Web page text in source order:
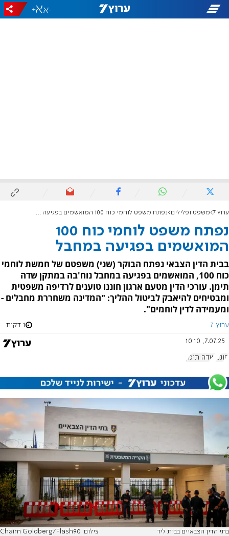
-
+
ערוץ 7 משפט ופלילים נפתח משפט לוחמי כוח 100 המואשמים בפגיעה במחבל
נפתח משפט לוחמי כוח 100
המואשמים בפגיעה במחבל
בבית הדין הצבאי נפתח הבוקר (שני) משפטם של חמשת לוחמי
כוח 100, המואשמים בפגיעה במחבל נוח'בה במתקן שדה
תימן. עורכי הדין מטעם ארגון חוננו טוענים לרדיפה משפטית
ומבטיחים להיאבק לביטול ההליך: "המדינה משחררת מחבלים -
ומעמידה לדין לוחמים".
ערוץ 7 1 דקות
7.07.25, 10:10
חוננו שדה תימן
בתי הדין הצבאיים בבית ליד צילום: Chaim Goldberg/Flash90